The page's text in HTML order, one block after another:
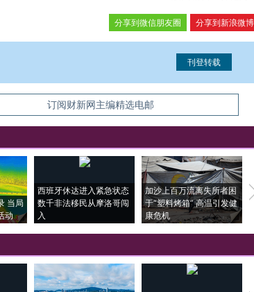
分享到新浪微博
分享到微信朋友圈
经确认即可刊登转载。订阅财新网主编精选电邮
当局
动
西班牙休达进入紧急状态
数千非法移民从摩洛哥闯
入
加沙上百万流离失所者困
于“塑料烤箱” 高温引发健
康危机